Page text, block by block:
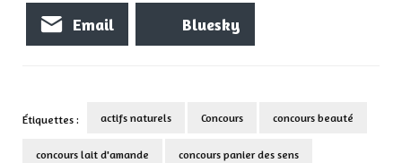
Email Bluesky
Étiquettes : actifs naturels Concours concours beauté
concours lait d'amande concours panier des sens